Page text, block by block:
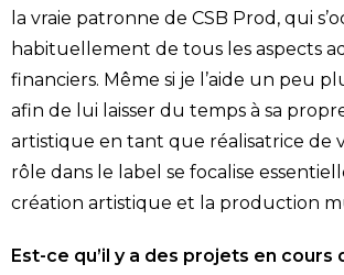
la vraie patronne de CSB Prod, qui
habituellement de tous les aspects
financiers. Même si je l’aide un peu
afin de lui laisser du temps à sa
artistique en tant que réalisatrice de
rôle dans le label se focalise
création artistique et la production
Est-ce qu’il y a des projets en cours